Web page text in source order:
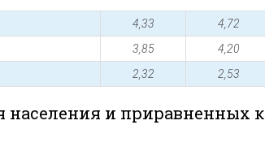
4,33
4,72
3,85
4,20
2,32 2,53
населения и приравненных к